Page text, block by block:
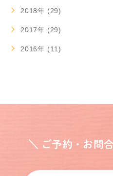
2018年 (29)
2017年 (29)
2016年 (11)
＼ ご予約・お問